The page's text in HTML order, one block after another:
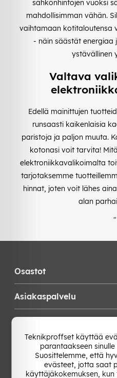
sähkönhintojen vuoksi
mahdollisimman vähän.
vaihtamaan kotitaloutensa
- näin säästät energiaa
ystävällinen
Valtava
Edellä mainittujen
runsaasti kaikenlaisia
paristoja ja paljon muuta.
kotonasi voit tarvita!
elektroniikkavalikoimalta
tarjotaksemme
hinnat, joten voit lähes
alan
"
Osastot
Asiakaspalvelu
Vaihda Maa
Teknikproffset käyttää
parantaakseen
Suosittelemme, että
evästeet, jotta saat
käyttäjäkokemuksen,